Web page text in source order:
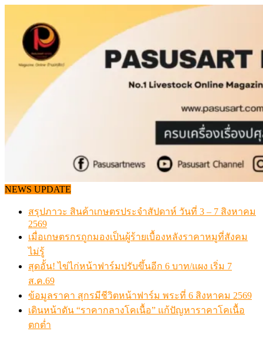
content
NEWS UPDATE
สรุปภาวะ สินค้าเกษตรประจำสัปดาห์ วันที่ 3 – 7 สิงหาคม
2569
เมื่อเกษตรกรถูกมองเป็นผู้ร้ายเบื้องหลังราคาหมูที่สังคม
ไม่รู้
สุดอั้น! ไข่ไก่หน้าฟาร์มปรับขึ้นอีก 6 บาท/แผง เริ่ม 7
ส.ค.69
ข้อมูลราคา สุกรมีชีวิตหน้าฟาร์ม พระที่ 6 สิงหาคม 2569
เดินหน้าดัน “ราคากลางโคเนื้อ” แก้ปัญหาราคาโคเนื้อ
ตกต่ำ